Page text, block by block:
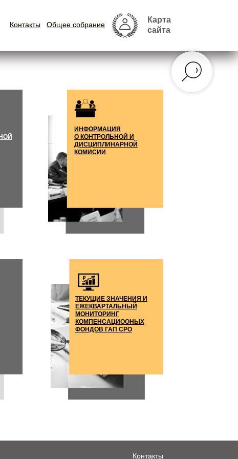
Карта
сайта
Контакты
Контакты
Карта
сайта
Общее собрание
Общее собрание
ТЕКУЩИЕ ЗНАЧЕНИЯ И
ЕЖЕКВАРТАЛЬНЫЙ
МОНИТОРИНГ
КОМПЕНСАЦИООНЫХ
ФОНДОВ ГАП СРО
ИНФОРМАЦИЯ
О КОНТРОЛЬНОЙ И
ДИСЦИПЛИНАРНОЙ
КОМИСИИ
Контакты